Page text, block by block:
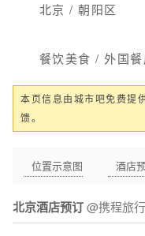
北京 / 朝阳区
餐饮美食 / 外国
本页信息由城市吧免费提
馈。
位置示意图 酒店
北京酒店预订@携程旅